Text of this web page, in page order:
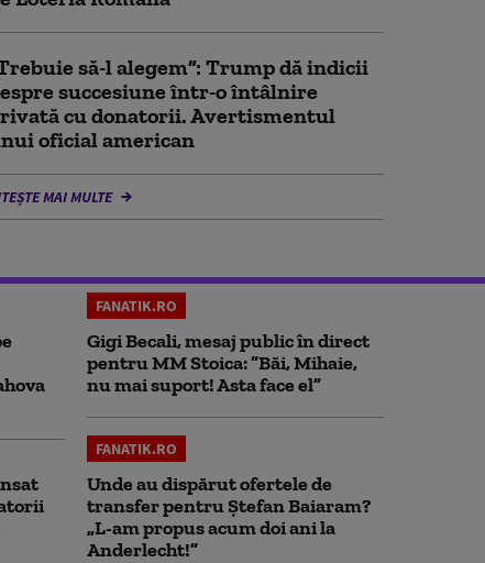
să-l alegem”: Trump dă indicii
succesiune într-o întâlnire
cu donatorii. Avertismentul
oficial american
MAI MULTE
FANATIK.RO
Gigi Becali, mesaj public în direct
pentru MM Stoica: ”Băi, Mihaie,
nu mai suport! Asta face el”
FANATIK.RO
Unde au dispărut ofertele de
transfer pentru Ștefan Baiaram?
„L-am propus acum doi ani la
Anderlecht!”